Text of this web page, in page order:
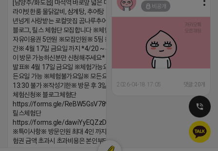
[남양주/화도읍] 마석역 바로앞 넓은 매장과, 프
라이빗한룸 물닭갈비, 삼계탕, 추어탕 맛집 10
년넘게 사랑받는 로컬맛집 곰나루추어탕에서
블로그, 릴스 체험단 모집합니다 ※체험메뉴※
자유이용권 5만원 ※모집인원※ 5팀 ※모집기
간※ 4월 17일 금요일 까지 *4/20 ~ 4/26 사
이 방문 가능하신분만 신청해주세요* ※체험단
발표※ 4월 17일 금요일 ※체험가능요일※ 모
든요일 가능 ※체험불가요일※ 모든요일 12 ~
13:30 불가 ※작성기한※ 방문 후 3일 이내 ※
체험신청※ 블로그체험단
https://forms.gle/ReBW5GsV789ur2Pz6
릴스체험단
https://forms.gle/dawiYyEQZzDdqf8W8
※특이사항※ 방문인원 최대 4인 까지 가능 체
험권 금액 초과시 초과비용은 본인부담입니다.
비공개
2026-04-18 17:05 댓글:20개